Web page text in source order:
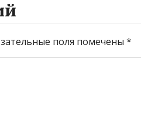
поля помечены *